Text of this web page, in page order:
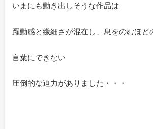
いまにも動き出しそうな作品は
躍動感と繊細さが混在し、息をのむほど
言葉にできない
圧倒的な迫力がありました・・・